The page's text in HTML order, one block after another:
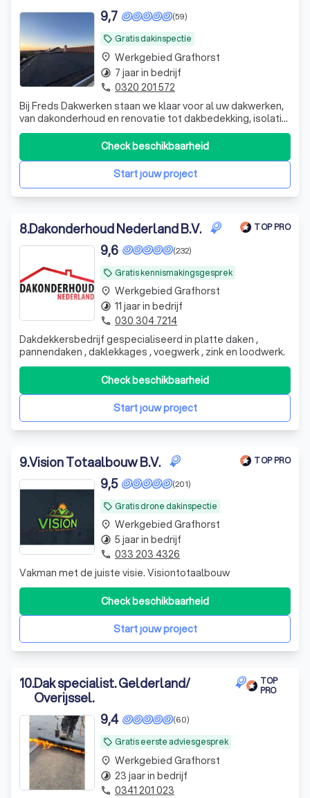
local_offer Gratis dakinspectie
(59)
9,7
Bij Freds Dakwerken staan we klaar voor al uw dakwerken,
van dakonderhoud en renovatie tot dakbedekking, isolatie
en reparaties. Ook voor spoed kunt u bij ons terecht.
Start jouw project
Check beschikbaarheid
place Werkgebied Grafhorst
timelapse 7 jaar in bedrijf
phone 0320 201 572
8.Dakonderhoud Nederland B.V. TOP PRO
local_offer Gratis kennismakingsgesprek
(232)
9,6
Dakdekkersbedrijf gespecialiseerd in platte daken ,
pannendaken , daklekkages , voegwerk , zink en loodwerk.
Start jouw project
Check beschikbaarheid
place Werkgebied Grafhorst
timelapse 11 jaar in bedrijf
phone 030 304 7214
9.Vision Totaalbouw B.V. TOP PRO
local_offer Gratis drone dakinspectie
(201)
9,5
Vakman met de juiste visie. Visiontotaalbouw
Start jouw project
Check beschikbaarheid
place Werkgebied Grafhorst
timelapse 5 jaar in bedrijf
phone 033 203 4326
10.Dak specialist. Gelderland/
Overijssel.
TOP
PRO
local_offer Gratis eerste adviesgesprek
(60)
9,4
place Werkgebied Grafhorst
timelapse 23 jaar in bedrijf
phone 0341 201 023